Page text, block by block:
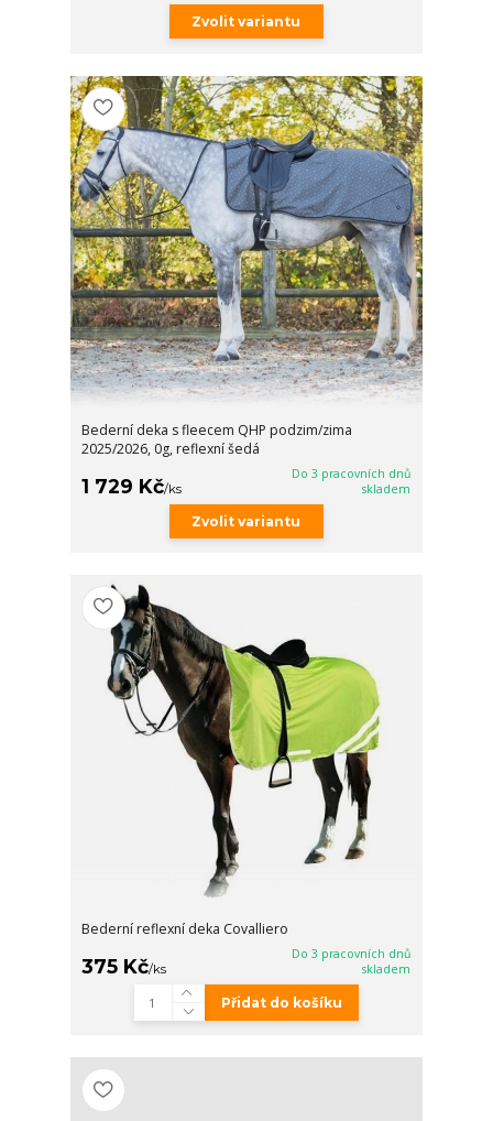
Zvolit variantu
Bederní deka s fleecem QHP podzim/zima
2025/2026, 0g, reflexní šedá
1 729 Kč/ks
Do 3 pracovních dnů
skladem
Zvolit variantu
Bederní reflexní deka Covalliero
375 Kč/ks
Do 3 pracovních dnů
skladem
Přidat do košíku